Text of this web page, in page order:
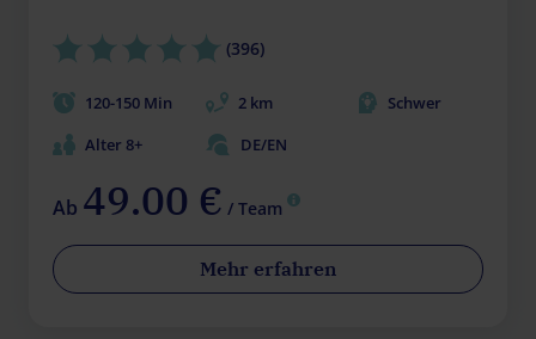
(396)
120-150 Min 2 km
Schwer
Alter 8+
DE/EN
Ab 49.00 € / Team
Mehr erfahren